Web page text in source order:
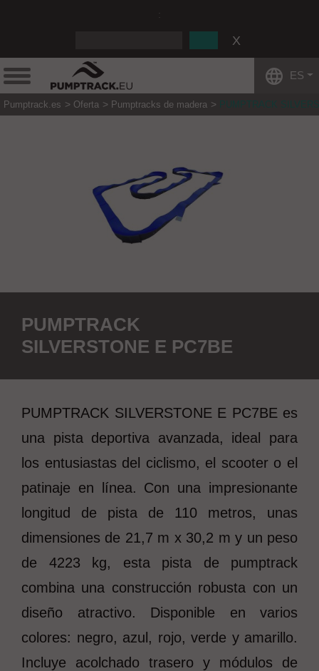
ES
Pumptrack.es Oferta Pumptracks de madera PUMPTRACK
PUMPTRACK
SILVERSTONE E PC7BE
PUMPTRACK SILVERSTONE E PC7BE es
una pista deportiva avanzada, ideal para
los entusiastas del ciclismo, el scooter o el
patinaje en línea. Con una impresionante
longitud de pista de 110 metros, unas
dimensiones de 21,7 m x 30,2 m y un peso
de 4223 kg, esta pista de pumptrack
combina una construcción robusta con un
diseño atractivo. Disponible en varios
colores: negro, azul, rojo, verde y amarillo.
Incluye acolchado trasero y módulos de